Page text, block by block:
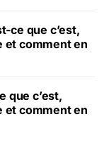
ce que c’est,
et comment en
que c’est,
et comment en